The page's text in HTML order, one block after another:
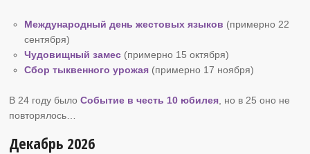
Международный день жестовых языков (примерно 22
сентября)
Чудовищный замес (примерно 15 октября)
Сбор тыквенного урожая (примерно 17 ноября)
В 24 году былоСобытие в честь 10 юбилея , но в 25 оно не
повторялось…
Декабрь 2026